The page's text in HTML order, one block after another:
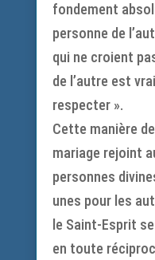
fondement
personne de
qui ne croient
de l’autre est
respecter ».
Cette manière
mariage rejoint
personnes
unes pour les
le Saint-Esprit
en toute